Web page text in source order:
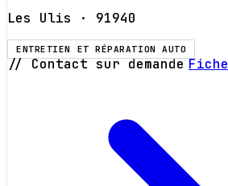
Les Ulis · 91940
ENTRETIEN ET RÉPARATION AUTO
// Contact sur demande Fiche